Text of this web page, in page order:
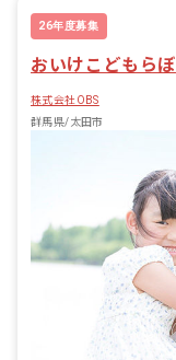
26年度募集
おいけこどもらぼ
株式会社OBS
群馬県/太田市